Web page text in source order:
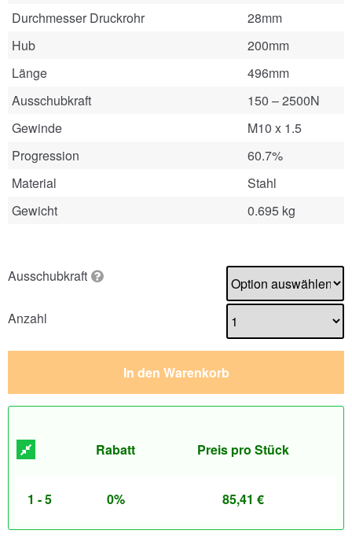
Durchmesser Druckrohr
28mm
Hub
200mm
Länge
496mm
Ausschubkraft
150 – 2500N
Gewinde
M10 x 1.5
Progression
60.7%
Material
Stahl
Gewicht
0.695 kg
Ausschubkraft
Anzahl
In den Warenkorb
Rabatt Preis pro Stück
1 - 5 0% 85,41 €